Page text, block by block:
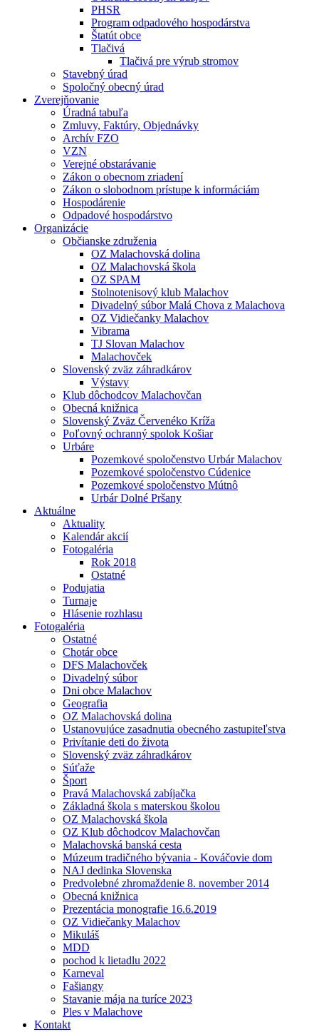
PHSR
Program odpadového hospodárstva
Štatút obce
Tlačivá
Tlačivá pre výrub stromov
Stavebný úrad
Spoločný obecný úrad
Zverejňovanie
Úradná tabuľa
Zmluvy, Faktúry, Objednávky
Archív FZO
VZN
Verejné obstarávanie
Zákon o obecnom zriadení
Zákon o slobodnom prístupe k informáciám
Hospodárenie
Odpadové hospodárstvo
Organizácie
Občianske združenia
OZ Malachovská dolina
OZ Malachovská škola
OZ SPAM
Stolnotenisový klub Malachov
Divadelný súbor Malá Chova z Malachova
OZ Vidiečanky Malachov
Vibrama
TJ Slovan Malachov
Malachovček
Slovenský zväz záhradkárov
Výstavy
Klub dôchodcov Malachovčan
Obecná knižnica
Slovenský Zväz Červenéko Kríža
Poľovný ochranný spolok Košiar
Urbáre
Pozemkové spoločenstvo Urbár Malachov
Pozemkové spoločenstvo Cúdenice
Pozemkové spoločenstvo Mútnô
Urbár Dolné Pršany
Aktuálne
Aktuality
Kalendár akcií
Fotogaléria
Rok 2018
Ostatné
Podujatia
Turnaje
Hlásenie rozhlasu
Fotogaléria
Ostatné
Chotár obce
DFS Malachovček
Divadelný súbor
Dni obce Malachov
Geografia
OZ Malachovská dolina
Ustanovujúce zasadnutia obecného zastupiteľstva
Privítanie deti do života
Slovenský zväz záhradkárov
Súťaže
Šport
Pravá Malachovská zabíjačka
Základná škola s materskou školou
OZ Malachovská škola
OZ Klub dôchodcov Malachovčan
Malachovská banská cesta
Múzeum tradičného bývania - Kováčovie dom
NAJ dedinka Slovenska
Predvolebné zhromaždenie 8. november 2014
Obecná knižnica
Prezentácia monografie 16.6.2019
OZ Vidiečanky Malachov
Mikuláš
MDD
pochod k lietadlu 2022
Karneval
Fašiangy
Stavanie mája na turíce 2023
Ples v Malachove
Kontakt